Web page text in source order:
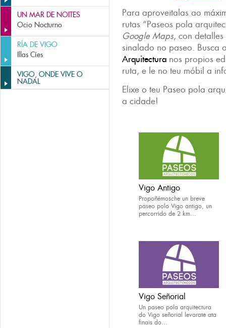
UN MAR DE NOITES
Ocio Nocturno
RÍA DE VIGO
Illas Cíes
VIGO, ONDE VIVE O
NADAL
Para aproveitalas ao
rutas “Paseos pola
Google Maps, con
sinalado no paseo. Busca
Arquitectura nos propios
ruta, e le no teu móbil a
Elixe o teu Paseo pola
a cidade!
Vigo Antigo
Propoñémosche un breve
paseo polo Vigo antigo, un
percorrido de 2 km...
Vigo Señorial
Un paseo pola arquitectura
do Vigo señorial levarate ata
finais do...